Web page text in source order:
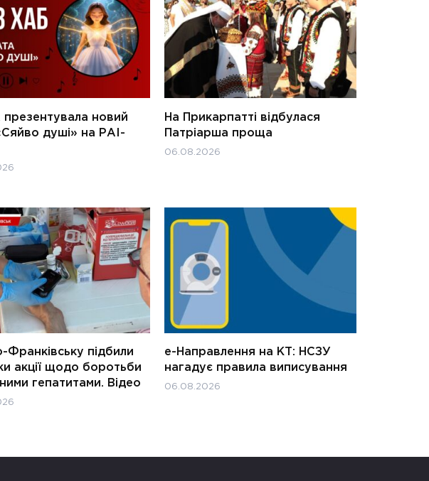
презентувала новий
душі» на РАІ-
На Прикарпатті відбулася
Патріарша проща
06.08.2026
Франківську підбили
акції щодо боротьби
гепатитами. Відео
е-Направлення на КТ: НСЗУ
нагадує правила виписування
06.08.2026